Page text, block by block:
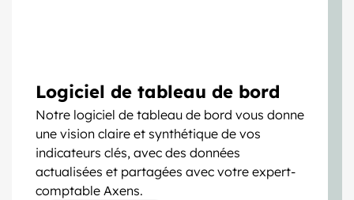
Logiciel de tableau de bord
Notre logiciel de tableau de bord vous donne
une vision claire et synthétique de vos
indicateurs clés, avec des données
actualisées et partagées avec votre expert-
comptable Axens.